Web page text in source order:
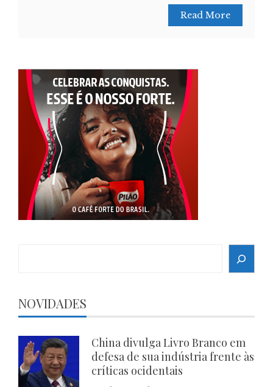
Read More
NOVIDADES
China divulga Livro Branco em
defesa de sua indústria frente às
críticas ocidentais